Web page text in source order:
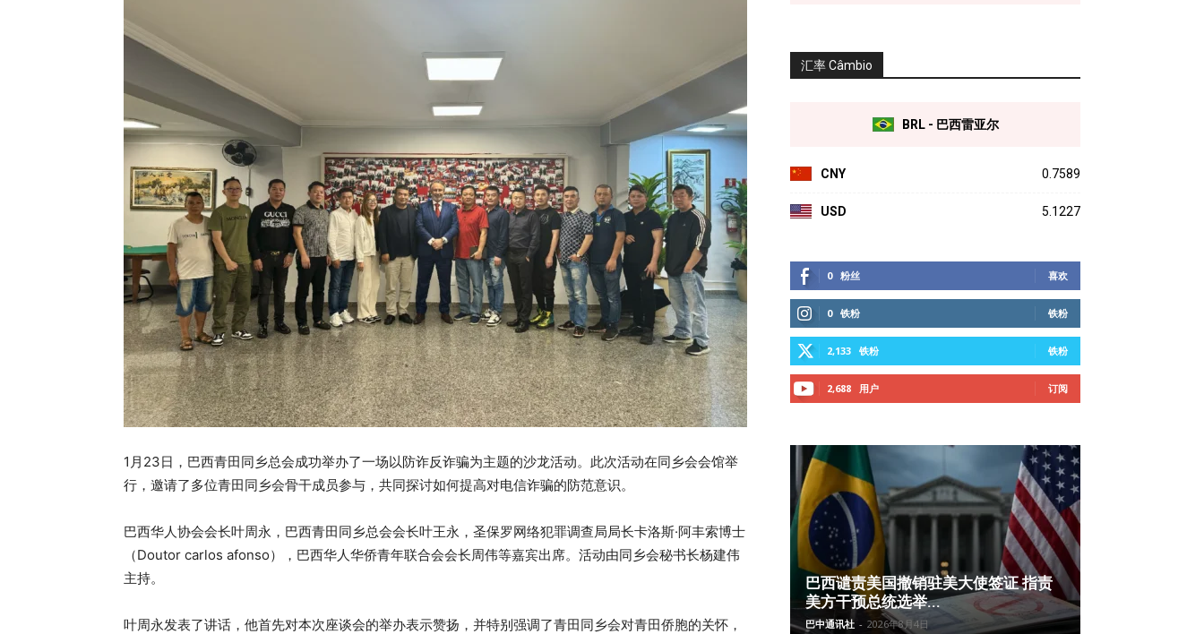
1月23日，巴西青田同乡总会成功举办了一场以防诈反诈骗为主题的沙龙活动。此次活动在同乡会会馆举
行，邀请了多位青田同乡会骨干成员参与，共同探讨如何提高对电信诈骗的防范意识。
巴西华人协会会长叶周永，巴西青田同乡总会会长叶王永，圣保罗网络犯罪调查局局长卡洛斯·阿丰索博士
（Doutor carlos afonso），巴西华人华侨青年联合会会长周伟等嘉宾出席。活动由同乡会秘书长杨建伟
主持。
叶周永发表了讲话，他首先对本次座谈会的举办表示赞扬，并特别强调了青田同乡会对青田侨胞的关怀，
汇率 Câmbio
BRL - 巴西雷亚尔
CNY 0.7589
USD 5.1227
0 粉丝 喜欢
0 铁粉 铁粉
2,133 铁粉 铁粉
2,688 用户 订阅
巴西谴责美国撤销驻美大使签证 指责
美方干预总统选举...
巴中通讯社 - 2026年8月4日